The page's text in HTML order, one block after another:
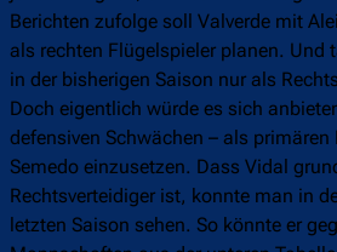
Berichten zufolge soll Valverde mit
als rechten Flügelspieler planen. Und
in der bisherigen Saison nur als
Doch eigentlich würde es sich
defensiven Schwächen – als
Semedo einzusetzen. Dass Vidal
Rechtsverteidiger ist, konnte man in
letzten Saison sehen. So könnte er